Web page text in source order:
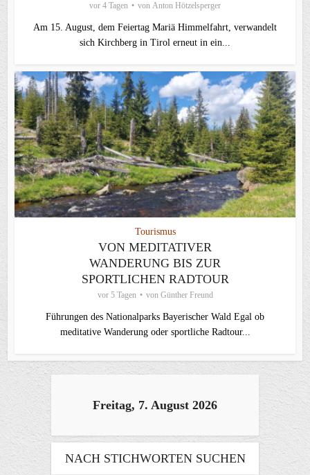
vor 4 Tagen von Anton Hötzelsperger
Am 15. August, dem Feiertag Mariä Himmelfahrt, verwandelt
sich Kirchberg in Tirol erneut in ein...
Tourismus
VON MEDITATIVER
WANDERUNG BIS ZUR
SPORTLICHEN RADTOUR
vor 5 Tagen von Günther Freund
Führungen des Nationalparks Bayerischer Wald Egal ob
meditative Wanderung oder sportliche Radtour...
Freitag, 7. August 2026
NACH STICHWORTEN SUCHEN